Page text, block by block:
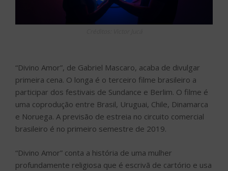
“Divino Amor”, de Gabriel Mascaro, acaba de divulgar
primeira cena. O longa é o terceiro filme brasileiro a
participar dos festivais de Sundance e Berlim. O filme é
uma coprodução entre Brasil, Uruguai, Chile, Dinamarca
e Noruega. A previsão de estreia no circuito comercial
brasileiro é no primeiro semestre de 2019.
“Divino Amor” conta a história de uma mulher
profundamente religiosa que é escrivã de cartório e usa